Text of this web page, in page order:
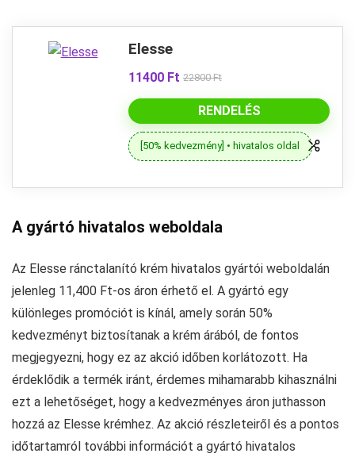
Elesse
11400 Ft 22800 Ft
RENDELÉS
[50% kedvezmény] • hivatalos oldal
A gyártó hivatalos weboldala
Az Elesse ránctalanító krém hivatalos gyártói weboldalán
jelenleg 11,400 Ft-os áron érhető el. A gyártó egy
különleges promóciót is kínál, amely során 50%
kedvezményt biztosítanak a krém árából, de fontos
megjegyezni, hogy ez az akció időben korlátozott. Ha
érdeklődik a termék iránt, érdemes mihamarabb kihasználni
ezt a lehetőséget, hogy a kedvezményes áron juthasson
hozzá az Elesse krémhez. Az akció részleteiről és a pontos
időtartamról további információt a gyártó hivatalos